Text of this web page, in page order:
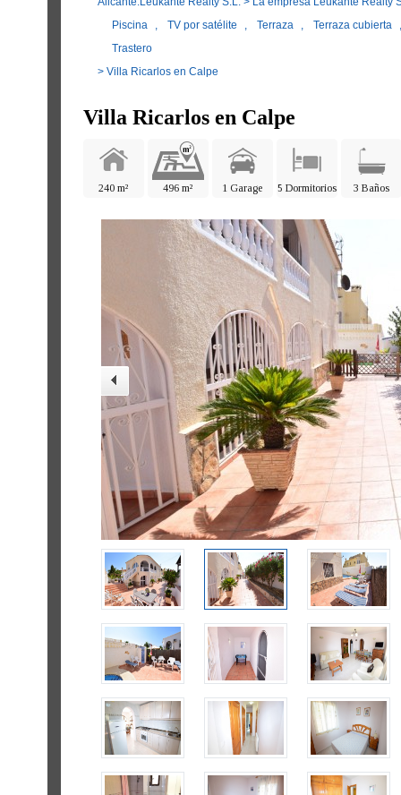
Piscina
, TV por satélite , Terraza , Terraza cubierta
Trastero
> Villa Ricarlos en Calpe
Villa Ricarlos en Calpe
240 m² 496 m² 1 Garage 5 Dormitorios 3 Baños